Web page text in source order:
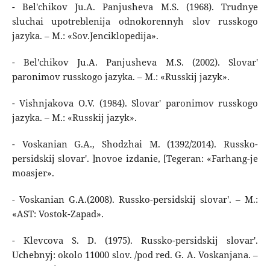
- Bel'chikov Ju.A. Panjusheva M.S. (1968). Trudnye
sluchai upotreblenija odnokorennyh slov russkogo
jazyka. – M.: «Sov.Jenciklopedija».
- Bel'chikov Ju.A. Panjusheva M.S. (2002). Slovar'
paronimov russkogo jazyka. – M.: «Russkij jazyk».
- Vishnjakova O.V. (1984). Slovar' paronimov russkogo
jazyka. – M.: «Russkij jazyk».
- Voskanian G.A., Shodzhai M. (1392/2014). Russko-
persidskij slovar'. ]novoe izdanie, [Tegeran: «Farhang-je
moasjer».
- Voskanian G.A.(2008). Russko-persidskij slovar'. – M.:
«AST: Vostok-Zapad».
- Klevcova S. D. (1975). Russko-persidskij slovar'.
Uchebnyj: okolo 11000 slov. /pod red. G. A. Voskanjana. –